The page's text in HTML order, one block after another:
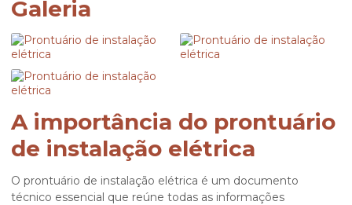
Galeria
A importância do prontuário
de instalação elétrica
O prontuário de instalação elétrica é um documento
técnico essencial que reúne todas as informações